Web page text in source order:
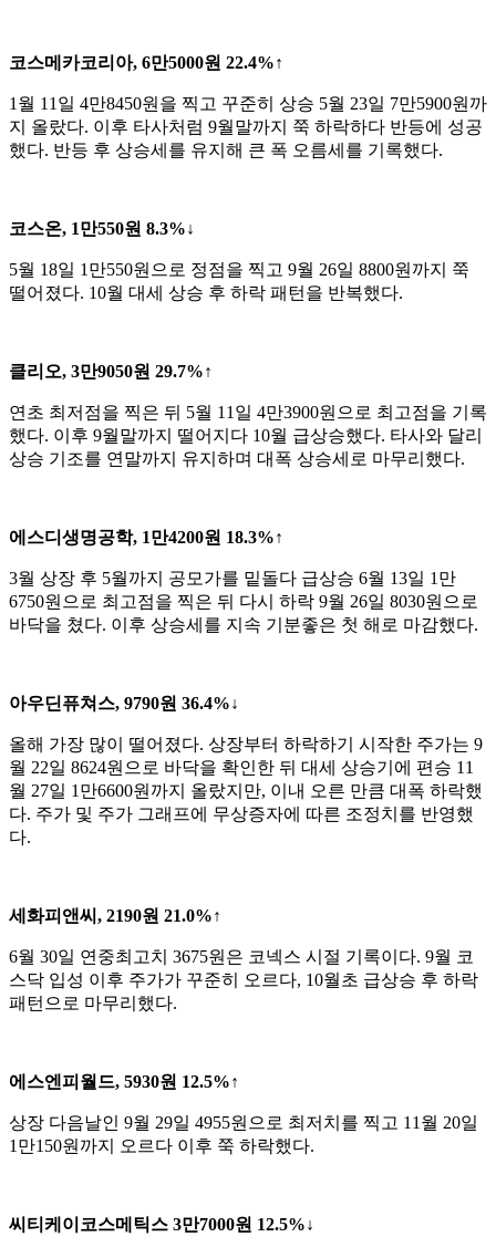
코스메카코리아, 6만5000원 22.4%↑
1월 11일 4만8450원을 찍고 꾸준히 상승 5월 23일 7만5900원까
지 올랐다. 이후 타사처럼 9월말까지 쭉 하락하다 반등에 성공
했다. 반등 후 상승세를 유지해 큰 폭 오름세를 기록했다.
코스온, 1만550원 8.3%↓
5월 18일 1만550원으로 정점을 찍고 9월 26일 8800원까지 쭉
떨어졌다. 10월 대세 상승 후 하락 패턴을 반복했다.
클리오, 3만9050원 29.7%↑
연초 최저점을 찍은 뒤 5월 11일 4만3900원으로 최고점을 기록
했다. 이후 9월말까지 떨어지다 10월 급상승했다. 타사와 달리
상승 기조를 연말까지 유지하며 대폭 상승세로 마무리했다.
에스디생명공학, 1만4200원 18.3%↑
3월 상장 후 5월까지 공모가를 밑돌다 급상승 6월 13일 1만
6750원으로 최고점을 찍은 뒤 다시 하락 9월 26일 8030원으로
바닥을 쳤다. 이후 상승세를 지속 기분좋은 첫 해로 마감했다.
아우딘퓨쳐스, 9790원 36.4%↓
올해 가장 많이 떨어졌다. 상장부터 하락하기 시작한 주가는 9
월 22일 8624원으로 바닥을 확인한 뒤 대세 상승기에 편승 11
월 27일 1만6600원까지 올랐지만, 이내 오른 만큼 대폭 하락했
다. 주가 및 주가 그래프에 무상증자에 따른 조정치를 반영했
다.
세화피앤씨, 2190원 21.0%↑
6월 30일 연중최고치 3675원은 코넥스 시절 기록이다. 9월 코
스닥 입성 이후 주가가 꾸준히 오르다, 10월초 급상승 후 하락
패턴으로 마무리했다.
에스엔피월드, 5930원 12.5%↑
상장 다음날인 9월 29일 4955원으로 최저치를 찍고 11월 20일
1만150원까지 오르다 이후 쭉 하락했다.
씨티케이코스메틱스 3만7000원 12.5%↓